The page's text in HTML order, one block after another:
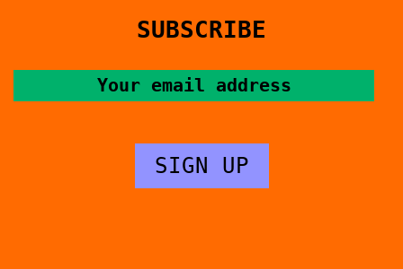
SUBSCRIBE